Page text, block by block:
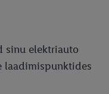
sinu elektriauto